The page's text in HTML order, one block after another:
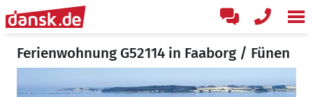
Ferienwohnung G52114 in Faaborg / Fünen